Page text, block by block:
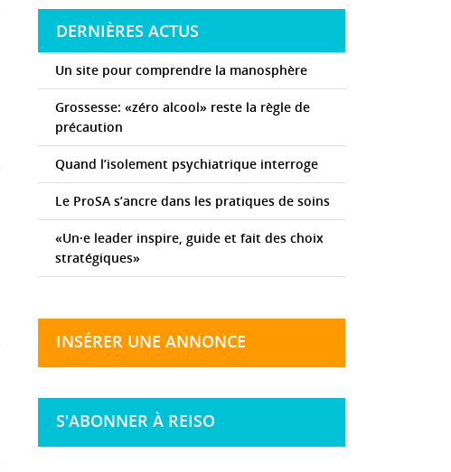
DERNIÈRES ACTUS
Un site pour comprendre la manosphère
Grossesse: «zéro alcool» reste la règle de
précaution
Quand l’isolement psychiatrique interroge
Le ProSA s’ancre dans les pratiques de soins
«Un·e leader inspire, guide et fait des choix
stratégiques»
INSÉRER UNE ANNONCE
S'ABONNER À REISO